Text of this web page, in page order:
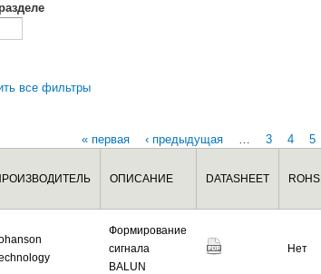
все фильтры
« первая ‹ предыдущая 3 4 5
ОПИСАНИЕ DATASHEET ROHS
Формирование
сигнала
BALUN
Нет